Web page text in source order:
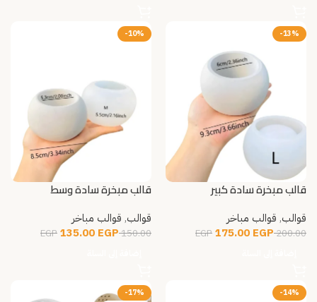
-13%
قالب مبخرة سادة كبير
قوالب, قوالب مباخر
200.00
EGP175.00 EGP
-10%
قالب مبخرة سادة وسط
قوالب, قوالب مباخر
150.00
EGP135.00 EGP
-14%
-17%